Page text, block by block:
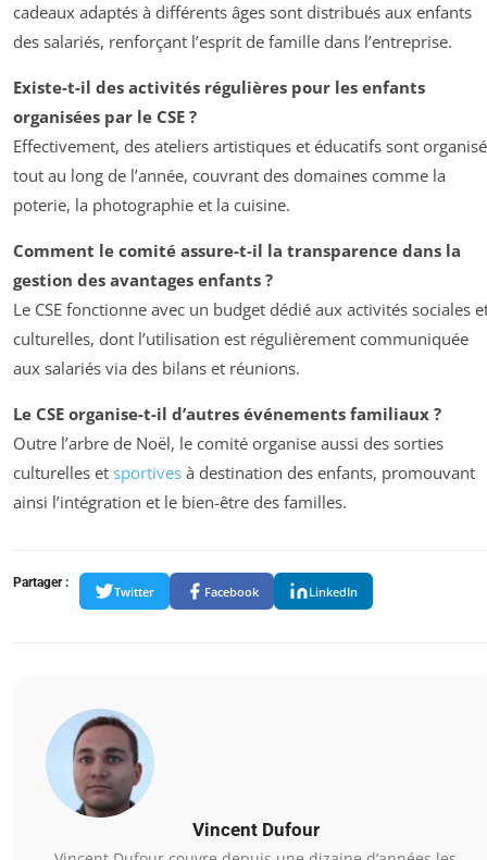
cadeaux adaptés à différents âges sont distribués aux enfants
des salariés, renforçant l’esprit de famille dans l’entreprise.
Existe-t-il des activités régulières pour les enfants
organisées par le CSE ?
Effectivement, des ateliers artistiques et éducatifs sont
tout au long de l’année, couvrant des domaines comme la
poterie, la photographie et la cuisine.
Comment le comité assure-t-il la transparence dans la
gestion des avantages enfants ?
Le CSE fonctionne avec un budget dédié aux activités sociales
culturelles, dont l’utilisation est régulièrement communiquée
aux salariés via des bilans et réunions.
Le CSE organise-t-il d’autres événements familiaux ?
Outre l’arbre de Noël, le comité organise aussi des sorties
culturelles et sportives à destination des enfants, promouvant
ainsi l’intégration et le bien-être des familles.
Partager :
Twitter Facebook LinkedIn
Vincent Dufour